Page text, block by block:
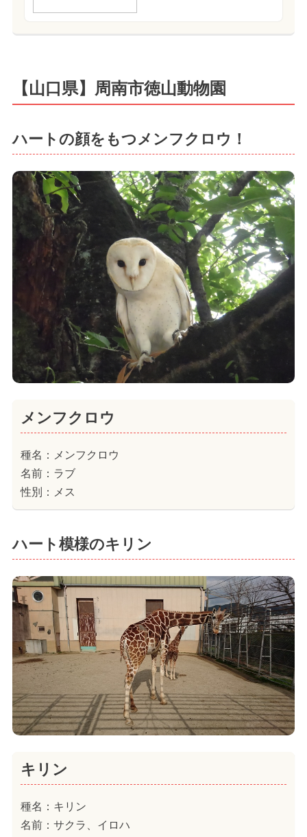
【山口県】周南市徳山動物園
ハートの顔をもつメンフクロウ！
メンフクロウ
種名：メンフクロウ
名前：ラブ
性別：メス
ハート模様のキリン
キリン
種名：キリン
名前：サクラ、イロハ